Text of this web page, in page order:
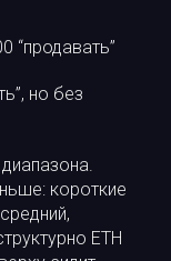
“продавать”
но без
короткие
ETH